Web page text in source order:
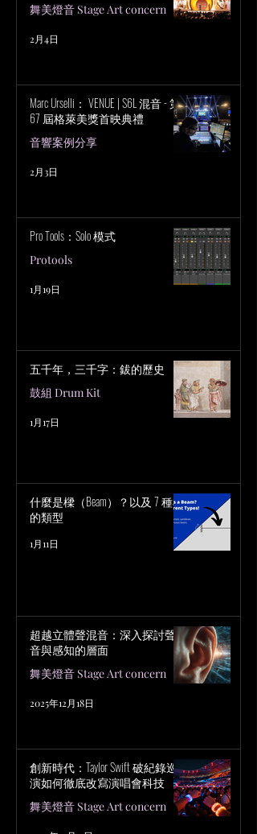
舞美燈音 Stage Art concern
2月4日
Marc Urselli： VENUE | S6L 混音 - 第
67 屆格萊美獎首映典禮
音響案例分享
2月3日
Pro Tools：Solo 模式
Protools
1月19日
五千年，三千字：鈸的歷史
鼓組 Drum Kit
1月17日
什麼是樑（Beam）？以及 7 種樑
的類型
1月11日
超越立體聲混音：深入探討聲
音與感知的層面
舞美燈音 Stage Art concern
2025年12月18日
創新時代：Taylor Swift 破紀錄巡
演如何徹底改寫演唱會科技
舞美燈音 Stage Art concern